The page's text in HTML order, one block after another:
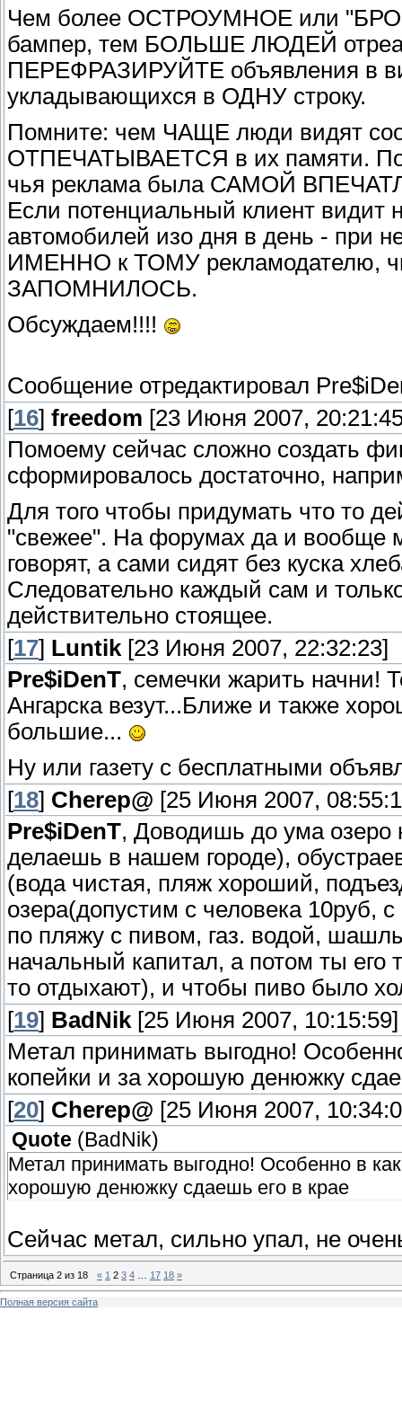
Чем более ОСТРОУМНОЕ или
бампер, тем БОЛЬШЕ ЛЮДЕЙ
ПЕРЕФРАЗИРУЙТЕ объявления в
укладывающихся в ОДНУ строку.
Помните: чем ЧАЩЕ люди видят
ОТПЕЧАТЫВАЕТСЯ в их памяти.
чья реклама была САМОЙ
Если потенциальный клиент
автомобилей изо дня в день - при
ИМЕННО к ТОМУ рекламодателю,
ЗАПОМНИЛОСЬ.
Обсуждаем!!!!
Сообщение отредактировал
[16] freedom [23 Июня 2007,
Помоему сейчас сложно создать
сформировалось достаточно,
Для того чтобы придумать что то
"свежее". На форумах да и вообще
говорят, а сами сидят без куска
Следовательно каждый сам и
действительно стоящее.
[17] Luntik [23 Июня 2007, 22:32:23]
Pre$iDenT, семечки жарить начни!
Ангарска везут...Ближе и также
большие...
Ну или газету с бесплатными
[18] Cherep@ [25 Июня 2007,
Pre$iDenT, Доводишь до ума озеро
делаешь в нашем городе),
(вода чистая, пляж хороший,
озера(допустим с человека 10руб,
по пляжу с пивом, газ. водой,
начальный капитал, а потом ты его
то отдыхают), и чтобы пиво было
[19] BadNik [25 Июня 2007, 10:15:59]
Метал принимать выгодно!
копейки и за хорошую денюжку
[20] Cherep@ [25 Июня 2007,
Quote (BadNik)
Метал принимать выгодно! Особенно в
хорошую денюжку сдаешь его в крае
Сейчас метал, сильно упал, не
Страница 2 из 18 « 1 2 3 4 17 18 »
Полная версия сайта